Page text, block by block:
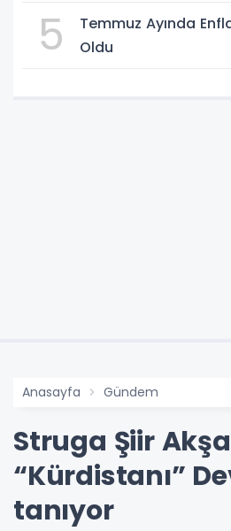
5
Temmuz Ayında
Oldu
Anasayfa Gündem
Struga Şiir
“Kürdistanı”
tanıyor